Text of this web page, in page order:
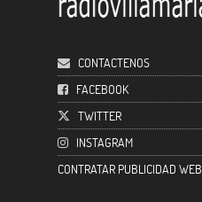
CONTACTENOS
FACEBOOK
TWITTER
INSTAGRAM
CONTRATAR PUBLICIDAD WEB